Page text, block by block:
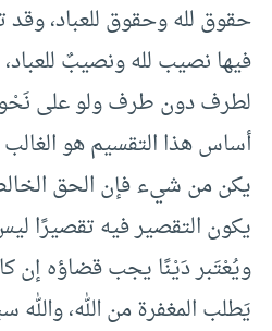
حقوق لله وحقوق للعباد،
فيها نصيب لله ونصيبٌ
لطرف دون طرف ولو على نَحْو
أساس هذا التقسيم هو الغالب
يكن من شيء فإن الحق
يكون التقصير فيه تقصيرًا
ويُعْتَبر دَيْنًا يجب قضاؤه إن
يَطلب المغفرة من الله، والله